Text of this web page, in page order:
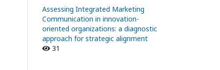
Assessing Integrated Marketing
Communication in innovation-
oriented organizations: a diagnostic
approach for strategic alignment
31